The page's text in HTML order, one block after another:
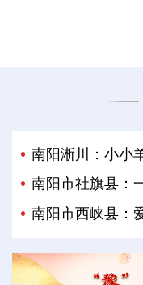
南阳淅川：小小
南阳市社旗县：
南阳市西峡县：